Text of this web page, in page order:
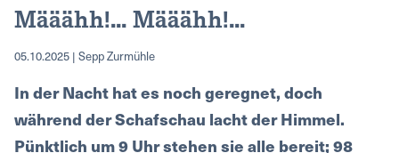
Määähh!... Määähh!...
05.10.2025 | Sepp Zurmühle
In der Nacht hat es noch geregnet, doch
während der Schafschau lacht der Himmel.
Pünktlich um 9 Uhr stehen sie alle bereit; 98